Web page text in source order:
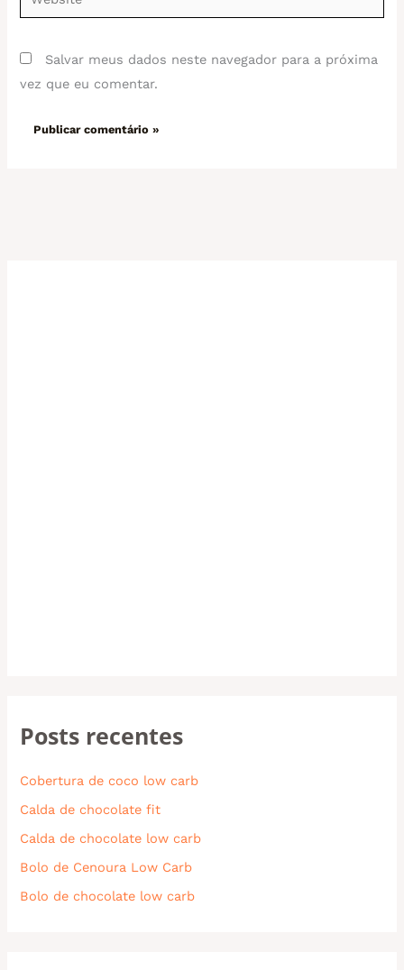
Salvar meus dados neste navegador para a próxima
vez que eu comentar.
Posts recentes
Cobertura de coco low carb
Calda de chocolate fit
Calda de chocolate low carb
Bolo de Cenoura Low Carb
Bolo de chocolate low carb